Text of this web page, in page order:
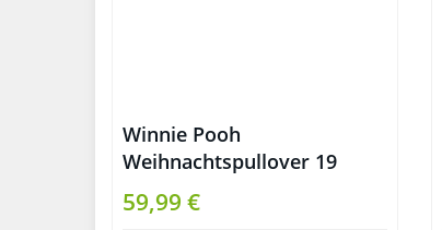
Winnie Pooh
Weihnachtspullover 19
59,99 €